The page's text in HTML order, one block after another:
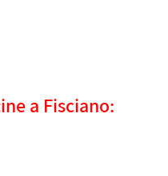
a Fisciano: